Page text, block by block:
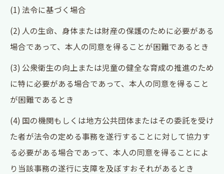
(1) 法令に基づく場合
(2) 人の生命、身体または財産の保護のために必要がある
場合であって、本人の同意を得ることが困難であるとき
(3) 公衆衛生の向上または児童の健全な育成の推進のため
に特に必要がある場合であって、本人の同意を得ること
が困難であるとき
(4) 国の機関もしくは地方公共団体またはその委託を受け
た者が法令の定める事務を遂行することに対して協力す
る必要がある場合であって、本人の同意を得ることによ
り当該事務の遂行に支障を及ぼすおそれがあるとき